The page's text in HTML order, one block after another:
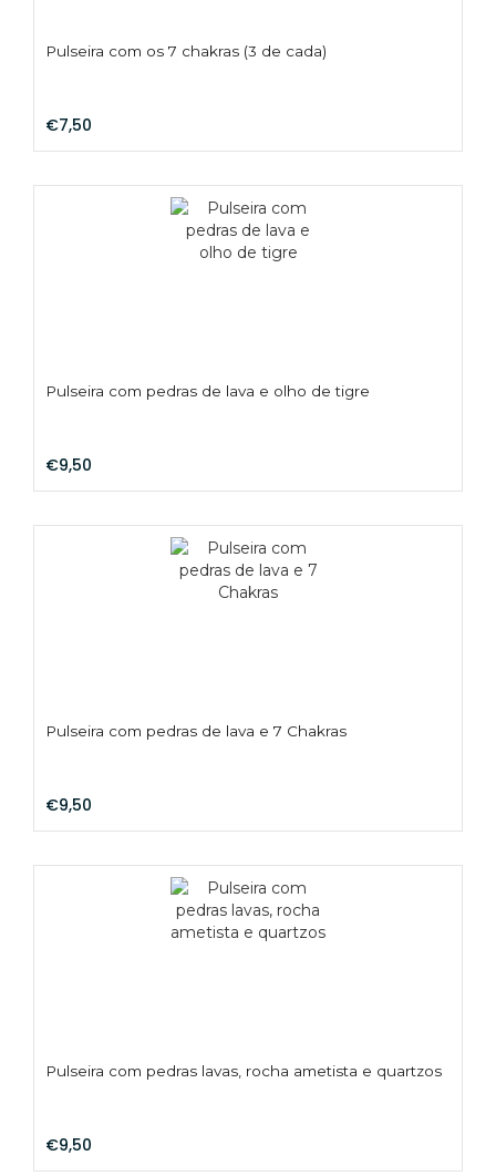
Pulseira com os 7 chakras (3 de cada)
€7,50
Pulseira com pedras de lava e olho de tigre
€9,50
Pulseira com pedras de lava e 7 Chakras
€9,50
Pulseira com pedras lavas, rocha ametista e quartzos
€9,50